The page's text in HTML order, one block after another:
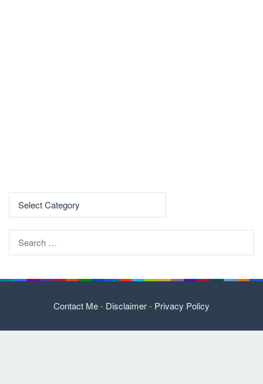
for:
Contact Me- Disclaimer- Privacy Policy